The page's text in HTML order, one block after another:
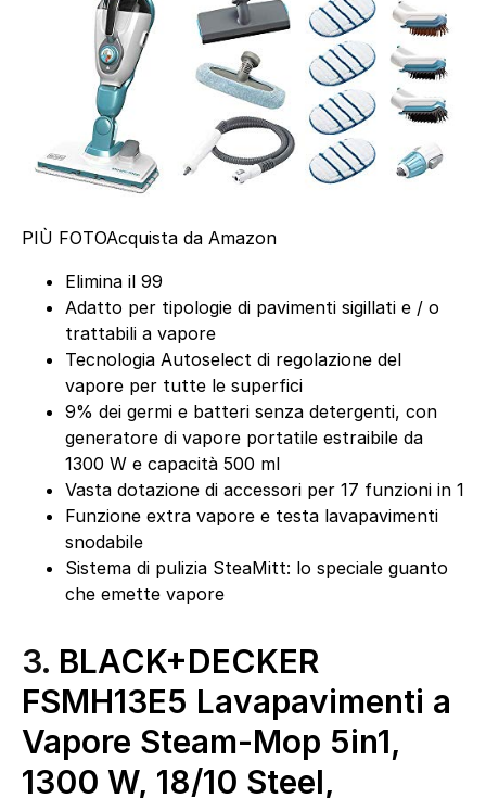
PIÙ FOTOAcquista da Amazon
Elimina il 99
Adatto per tipologie di pavimenti sigillati e / o
trattabili a vapore
Tecnologia Autoselect di regolazione del
vapore per tutte le superfici
9% dei germi e batteri senza detergenti, con
generatore di vapore portatile estraibile da
1300 W e capacità 500 ml
Vasta dotazione di accessori per 17 funzioni in 1
Funzione extra vapore e testa lavapavimenti
snodabile
Sistema di pulizia SteaMitt: lo speciale guanto
che emette vapore
3. BLACK+DECKER
FSMH13E5 Lavapavimenti a
Vapore Steam-Mop 5in1,
1300 W, 18/10 Steel,